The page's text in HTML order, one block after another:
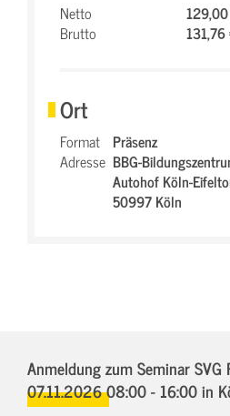
Netto
Brutto
Ort
Format Präsenz
Adresse BBG-
Autohof Köln-
50997 Köln
Anmeldung zum Seminar
07.11.2026 08:00 - 16:00in